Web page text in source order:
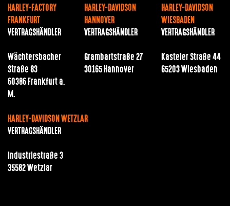
HARLEY-FACTORY
FRANKFURT
VERTRAGSHÄNDLER
Wächtersbacher
Straße 83
60386 Frankfurt a.
M.
HARLEY-DAVIDSON
HANNOVER
VERTRAGSHÄNDLER
Grambartstraße 27
30165 Hannover
HARLEY-DAVIDSON
WIESBADEN
VERTRAGSHÄNDLER
Kasteler Straße 44
65203 Wiesbaden
HARLEY-DAVIDSON WETZLAR
VERTRAGSHÄNDLER
Industriestraße 3
35582 Wetzlar